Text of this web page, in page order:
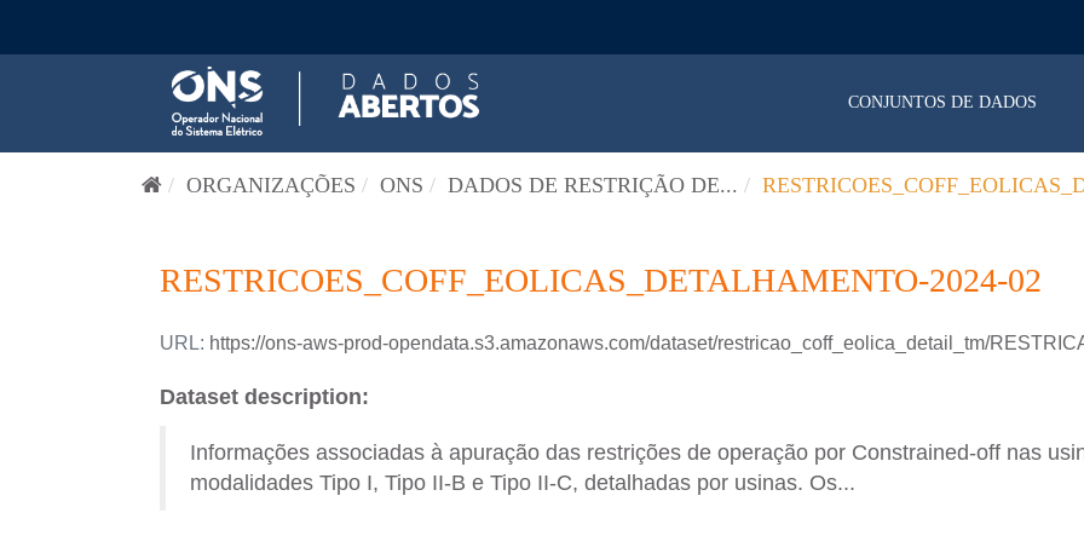
CONJUNTOS DE DADOS
ORGANIZAÇÕES ONS DADOS DE RESTRIÇÃO DE...
RESTRICOES_COFF_EOLICAS_DETALHAMENTO-2024-02
URL: https://ons-aws-prod-opendata.s3.amazonaws.com/dataset/restricao_coff_eolica_detail_tm/
Dataset description:
Informações associadas à apuração das restrições de operação por Constrained-off nas
modalidades Tipo I, Tipo II-B e Tipo II-C, detalhadas por usinas. Os...